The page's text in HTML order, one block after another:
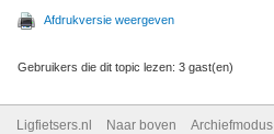
Afdrukversie weergeven
Gebruikers die dit topic lezen: 3 gast(en)
Ligfietsers.nl Naar boven Archiefmodus